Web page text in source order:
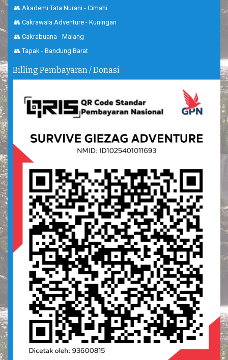
👥 Akademi Tata Nurani - Cimahi
👥 Cakrawala Adventure - Kuningan
👥 Cakrabuana - Malang
👥 Tapak - Bandung Barat
Billing Pembayaran / Donasi